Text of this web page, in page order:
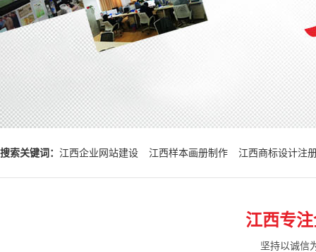
搜索关键词： 江西企业网站建设 江西样本画册制作 江西商标设计注
江西专
坚持以诚信